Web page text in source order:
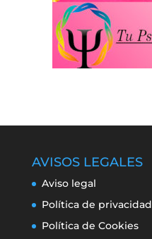
AVISOS LEGALES
Aviso legal
Política de privacidad
Política de Cookies